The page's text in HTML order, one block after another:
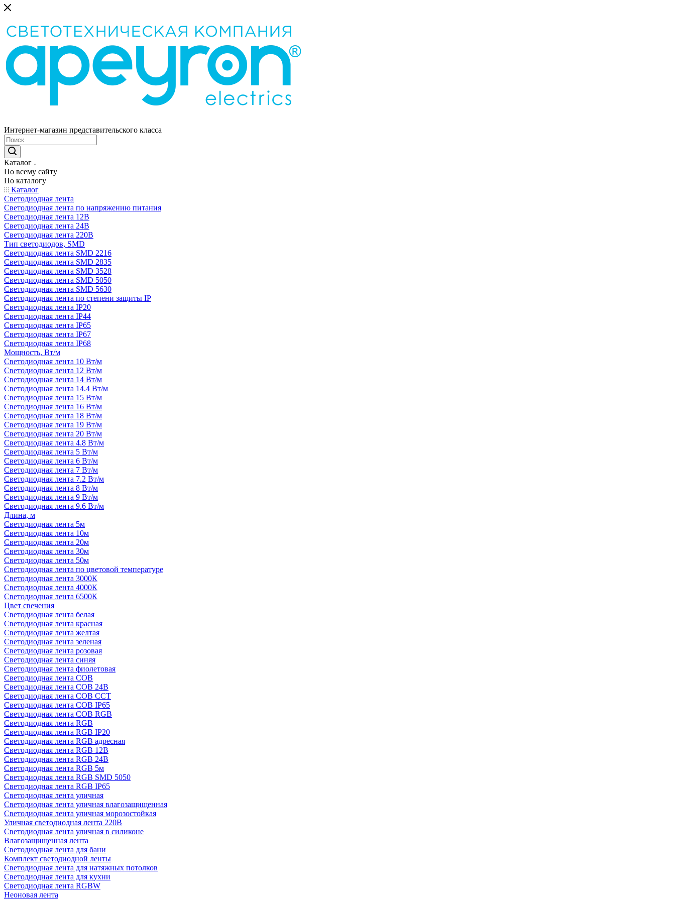
Интернет-магазин представительского класса
Каталог
По всему сайту
По каталогу
Каталог
Светодиодная лента
Светодиодная лента по напряжению питания
Светодиодная лента 12В
Светодиодная лента 24В
Светодиодная лента 220В
Тип светодиодов, SMD
Cветодиодная лента SMD 2216
Светодиодная лента SMD 2835
Светодиодная лента SMD 3528
Светодиодная лента SMD 5050
Светодиодная лента SMD 5630
Светодиодная лента по степени защиты IP
Светодиодная лента IP20
Светодиодная лента IP44
Светодиодная лента IP65
Светодиодная лента IP67
Светодиодная лента IP68
Мощность, Вт/м
Светодиодная лента 10 Вт/м
Светодиодная лента 12 Вт/м
Светодиодная лента 14 Вт/м
Светодиодная лента 14.4 Вт/м
Светодиодная лента 15 Вт/м
Светодиодная лента 16 Вт/м
Светодиодная лента 18 Вт/м
Светодиодная лента 19 Вт/м
Светодиодная лента 20 Вт/м
Светодиодная лента 4.8 Вт/м
Светодиодная лента 5 Вт/м
Светодиодная лента 6 Вт/м
Светодиодная лента 7 Вт/м
Светодиодная лента 7.2 Вт/м
Светодиодная лента 8 Вт/м
Светодиодная лента 9 Вт/м
Светодиодная лента 9.6 Вт/м
Длина, м
Светодиодная лента 5м
Светодиодная лента 10м
Светодиодная лента 20м
Светодиодная лента 30м
Светодиодная лента 50м
Светодиодная лента по цветовой температуре
Светодиодная лента 3000К
Светодиодная лента 4000К
Светодиодная лента 6500К
Цвет свечения
Светодиодная лента белая
Светодиодная лента красная
Светодиодная лента желтая
Светодиодная лента зеленая
Светодиодная лента розовая
Светодиодная лента синяя
Светодиодная лента фиолетовая
Светодиодная лента COB
Светодиодная лента COB 24В
Светодиодная лента COB CCT
Светодиодная лента COB IP65
Светодиодная лента COB RGB
Светодиодная лента RGB
Светодиодная лента RGB IP20
Светодиодная лента RGB адресная
Светодиодная лента RGB 12В
Светодиодная лента RGB 24В
Светодиодная лента RGB 5м
Светодиодная лента RGB SMD 5050
Светодиодная лента RGB IP65
Светодиодная лента уличная
Светодиодная лента уличная влагозащищенная
Светодиодная лента уличная морозостойкая
Уличная светодиодная лента 220В
Светодиодная лента уличная в силиконе
Влагозащищенная лента
Светодиодная лента для бани
Комплект светодиодной ленты
Светодиодная лента для натяжных потолков
Светодиодная лента для кухни
Светодиодная лента RGBW
Неоновая лента